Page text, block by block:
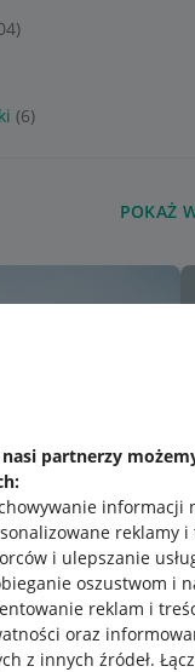
partnerzy
reklamy
i ulepszanie
oszustwom i
reklam i
oraz
z innych źródeł.
(6)
POKAŻ